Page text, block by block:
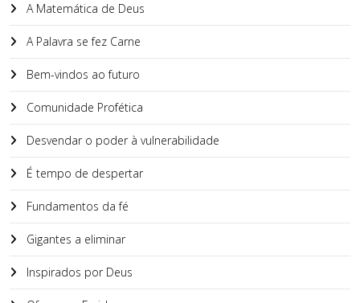
A Matemática de Deus
A Palavra se fez Carne
Bem-vindos ao futuro
Comunidade Profética
Desvendar o poder à vulnerabilidade
É tempo de despertar
Fundamentos da fé
Gigantes a eliminar
Inspirados por Deus